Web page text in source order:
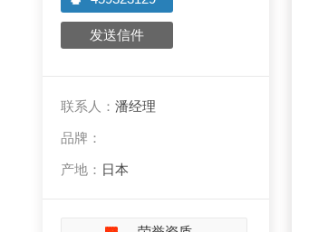
发送信件
联系人：潘经理
品牌：
产地： 日本